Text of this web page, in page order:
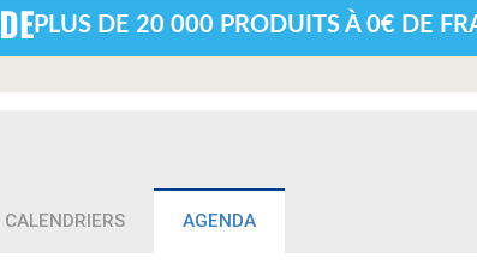
PLUS DE 20 000 PRODUITS À 0€ DE
CALENDRIERS AGENDA